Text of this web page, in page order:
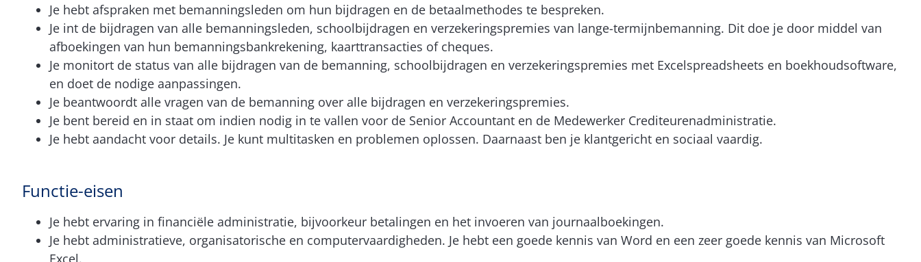
Je hebt afspraken met bemanningsleden om hun bijdragen en de betaalmethodes te bespreken.
Je int de bijdragen van alle bemanningsleden, schoolbijdragen en verzekeringspremies van lange-termijnbemanning. Dit doe je door middel van
afboekingen van hun bemanningsbankrekening, kaarttransacties of cheques.
Je monitort de status van alle bijdragen van de bemanning, schoolbijdragen en verzekeringspremies met Excelspreadsheets en boekhoudsoftware,
en doet de nodige aanpassingen.
Je beantwoordt alle vragen van de bemanning over alle bijdragen en verzekeringspremies.
Je bent bereid en in staat om indien nodig in te vallen voor de Senior Accountant en de Medewerker Crediteurenadministratie.
Je hebt aandacht voor details. Je kunt multitasken en problemen oplossen. Daarnaast ben je klantgericht en sociaal vaardig.
Functie-eisen
Je hebt ervaring in financiële administratie, bijvoorkeur betalingen en het invoeren van journaalboekingen.
Je hebt administratieve, organisatorische en computervaardigheden. Je hebt een goede kennis van Word en een zeer goede kennis van Microsoft
Excel.